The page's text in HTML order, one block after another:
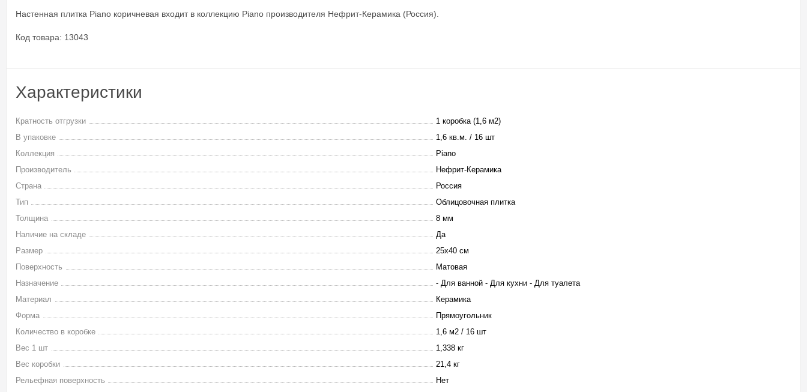
Настенная плитка Piano коричневая входит в коллекцию Piano производителя Нефрит-Керамика (Россия).
Код товара: 13043
Характеристики
Кратность отгрузки
1 коробка (1,6 м2)
В упаковке
1,6 кв.м. / 16 шт
Коллекция
Piano
Производитель
Нефрит-Керамика
Страна
Россия
Тип
Облицовочная плитка
Толщина
8 мм
Наличие на складе
Да
Размер
25х40 см
Поверхность
Матовая
Назначение
- Для ванной - Для кухни - Для туалета
Материал
Керамика
Форма
Прямоугольник
Количество в коробке
1,6 м2 / 16 шт
Вес 1 шт
1,338 кг
Вес коробки
21,4 кг
Рельефная поверхность
Нет